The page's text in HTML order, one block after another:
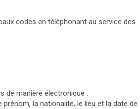
codes en téléphonant au service des
de manière électronique :
la nationalité, le lieu et la date de